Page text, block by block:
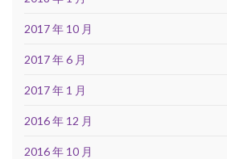
2017 年 10 月
2017 年 6 月
2017 年 1 月
2016 年 12 月
2016 年 10 月